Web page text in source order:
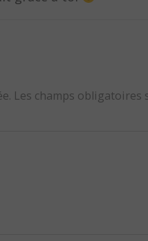
Les champs obligatoires